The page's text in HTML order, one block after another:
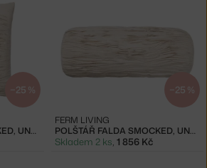
−25 %
POLŠTÁŘ FALDA SMOCKED, UNDYED
−25 %
POLŠTÁŘ FALDA SMOCKED, UNDYED
FERM LIVING
Skladem 2 ks, 1 856 Kč